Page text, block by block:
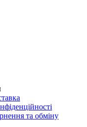
та обміну